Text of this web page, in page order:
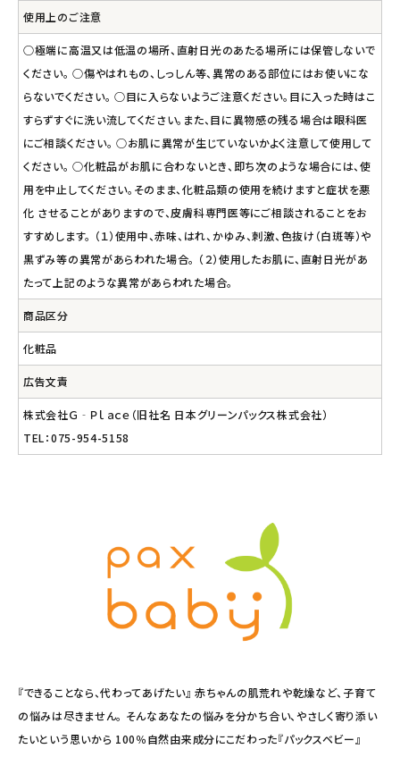
使用上のご注意
○極端に高温又は低温の場所、直射日光のあたる場所には保管しないで
ください。 ○傷やはれもの、しっしん等、異常のある部位にはお使いにな
らないでください。 ○目に入らないようご注意ください。目に入った時はこ
すらずすぐに洗い流してください。また、目に異物感の残る場合は眼科医
にご相談ください。 ○お肌に異常が生じていないかよく注意して使用して
ください。 ○化粧品がお肌に合わないとき、即ち次のような場合には、使
用を中止してください。そのまま、化粧品類の使用を続けますと症状を悪
化 させることがありますので、皮膚科専門医等にご相談されることをお
すすめします。 （１）使用中、赤味、はれ、かゆみ、刺激、色抜け（白斑等）や
黒ずみ等の異常があらわれた場合。 （２）使用したお肌に、直射日光があ
たって上記のような異常があらわれた場合。
商品区分
化粧品
広告文責
株式会社Ｇ‐Ｐｌａｃｅ（旧社名 日本グリーンパックス株式会社）
TEL：075-954-5158
『できることなら、代わってあげたい』 赤ちゃんの肌荒れや乾燥など、子育て
の悩みは尽きません。 そんなあなたの悩みを分かち合い、やさしく寄り添い
たいという思いから 100％自然由来成分にこだわった『パックスベビー』